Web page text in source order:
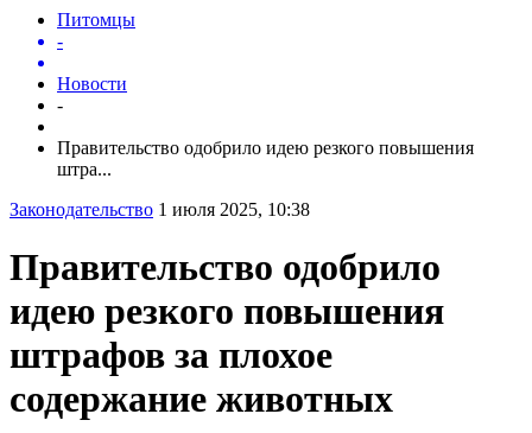
Питомцы
-
Новости
-
Правительство одобрило идею резкого повышения
штра...
Законодательство 1 июля 2025, 10:38
Правительство одобрило
идею резкого повышения
штрафов за плохое
содержание животных